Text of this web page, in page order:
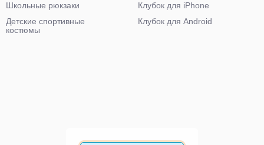
Школьные рюкзаки
Детские спортивные
костюмы
Клубок для iPhone
Клубок для Android